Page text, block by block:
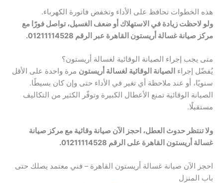
هذه الخطوات تحافظ على الأداء وتخفض فاتورة الكهرباء.
ولو لاحظت زيادة في الاستهلاك أو ضعف الغسيل، تواصل فورًا مع
مركز صيانة غسالة أريستون القاهرة عبر الرقم 01211114528.
متى يجب إجراء الصيانة الوقائية لغسالة أريستون؟
يُفضّل إجراء الصيانة الوقائية لغسالة أريستون مرة واحدة على الأقل
سنويًا، أو عند ملاحظة أي تغير في الأداء حتى وإن كان بسيطًا.
الصيانة الوقائية تمنع الأعطال الكبيرة وتوفّر الكثير من التكاليف
مستقبلًا.
ولا تنتظر حدوث العطل، احجز الآن صيانة وقائية مع مركز صيانة
غسالة أريستون القاهرة على الرقم 01211114528.
احجز الآن صيانة غسالة أريستون القاهرة – فني معتمد يصلك حتى
باب المنزل